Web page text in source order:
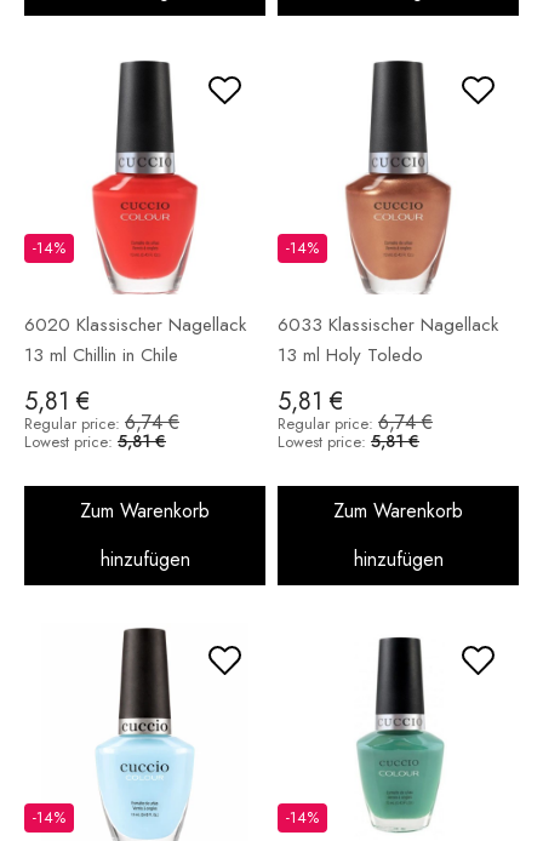
6020 Klassischer Nagellack
13 ml Chillin in Chile
5,81 €
-14%
Regular price: 6,74 €
Lowest price: 5,81 €
Zum Warenkorb
hinzufügen
6033 Klassischer Nagellack
13 ml Holy Toledo
5,81 €
-14%
Regular price: 6,74 €
Lowest price: 5,81 €
Zum Warenkorb
hinzufügen
-14% -14%